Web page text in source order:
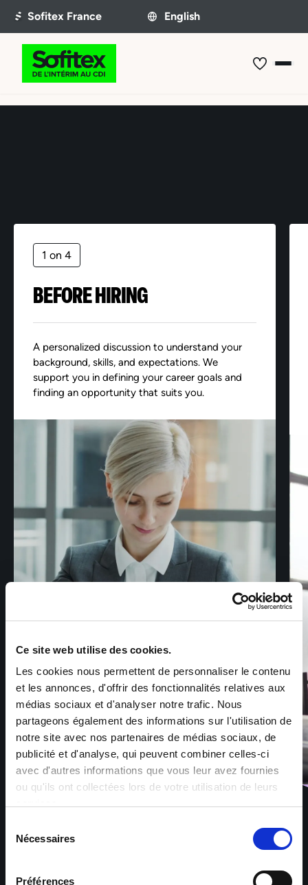
Ce site web utilise des cookies.
Les cookies nous permettent de personnaliser le contenu
et les annonces, d'offrir des fonctionnalités relatives aux
médias sociaux et d'analyser notre trafic. Nous
partageons également des informations sur l'utilisation de
notre site avec nos partenaires de médias sociaux, de
publicité et d'analyse, qui peuvent combiner celles-ci
avec d'autres informations que vous leur avez fournies
ou qu'ils ont collectées lors de votre utilisation de leurs
Nécessaires
Préférences
1 on 4
BEFORE HIRING
A personalized discussion to understand your
background, skills, and expectations. We
support you in defining your career goals and
finding an opportunity that suits you.